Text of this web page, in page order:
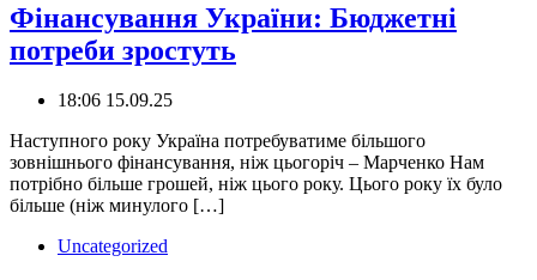
Фінансування України: Бюджетні
потреби зростуть
18:06 15.09.25
Наступного року Україна потребуватиме більшого
зовнішнього фінансування, ніж цьогоріч – Марченко Нам
потрібно більше грошей, ніж цього року. Цього року їх було
більше (ніж минулого […]
Uncategorized